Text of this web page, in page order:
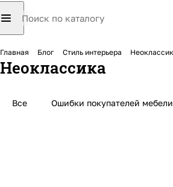
Главная Блог Стиль интерьера
Неоклассика
Все Ошибки покупателей